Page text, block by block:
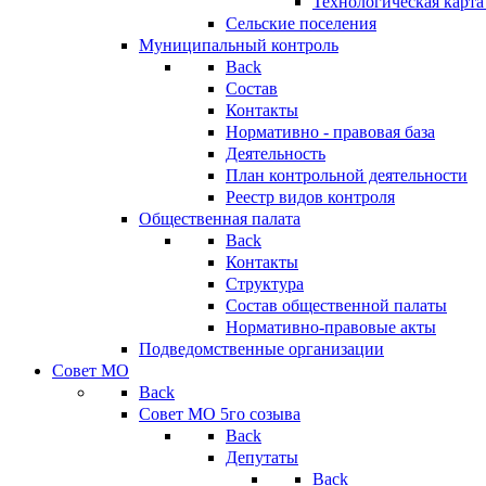
Сельские поселения
Муниципальный контроль
Back
Состав
Контакты
Нормативно - правовая база
Деятельность
План контрольной деятельности
Реестр видов контроля
Общественная палата
Back
Контакты
Структура
Состав общественной палаты
Нормативно-правовые акты
Подведомственные организации
Совет МО
Back
Совет МО 5го созыва
Back
Депутаты
Back